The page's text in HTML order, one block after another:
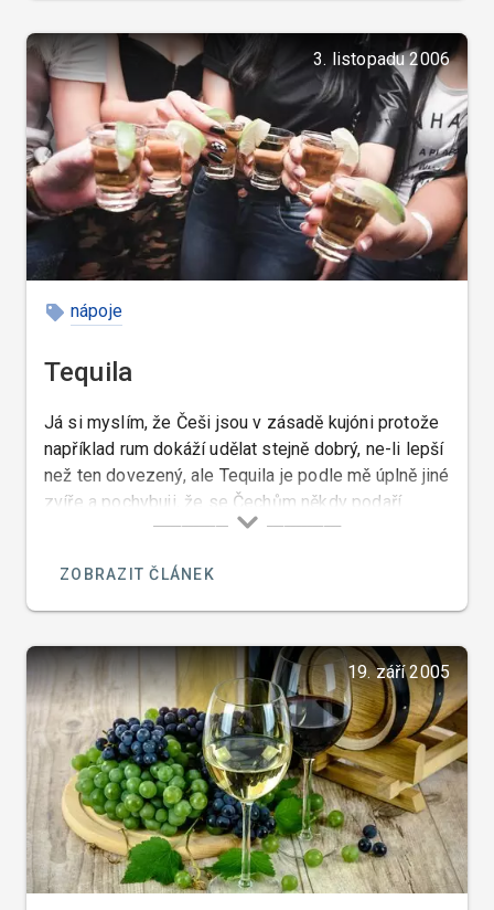
3. listopadu 2006
nápoje
Tequila
Já si myslím, že Češi jsou v zásadě kujóni protože
například rum dokáží udělat stejně dobrý, ne-li lepší
než ten dovezený, ale Tequila je podle mě úplně jiné
zvíře a pochybuji, že se Čechům někdy podaří
tequilu udělat takovou jakou ji dělají v Mexiku a mně
poslední návštěvě Mexika tak trochu okoukl.
ZOBRAZIT ČLÁNEK
19. září 2005